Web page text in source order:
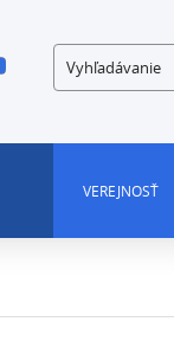
Vyhľadávanie
VEREJNOSŤ